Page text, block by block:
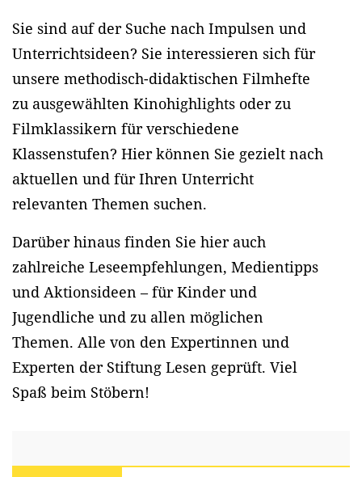
Sie sind auf der Suche nach Impulsen und
Unterrichtsideen? Sie interessieren sich für
unsere methodisch-didaktischen Filmhefte
zu ausgewählten Kinohighlights oder zu
Filmklassikern für verschiedene
Klassenstufen? Hier können Sie gezielt nach
aktuellen und für Ihren Unterricht
relevanten Themen suchen.
Darüber hinaus finden Sie hier auch
zahlreiche Leseempfehlungen, Medientipps
und Aktionsideen – für Kinder und
Jugendliche und zu allen möglichen
Themen. Alle von den Expertinnen und
Experten der Stiftung Lesen geprüft. Viel
Spaß beim Stöbern!